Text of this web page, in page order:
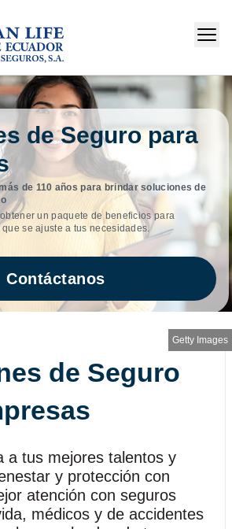
Getty Images
de Seguro para
de 110 años para brindar soluciones de
un paquete de beneficios para
se ajuste a tus necesidades.
Contáctanos
de Seguro
a tus mejores talentos y
y protección con
atención con seguros
médicos y de accidentes